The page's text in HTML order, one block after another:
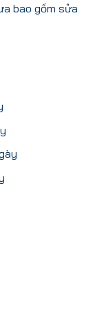
bao gồm sửa